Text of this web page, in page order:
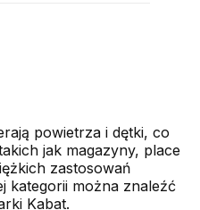
powietrza i dętki, co
jak magazyny, place
zastosowań
kategorii można znaleźć
Kabat.